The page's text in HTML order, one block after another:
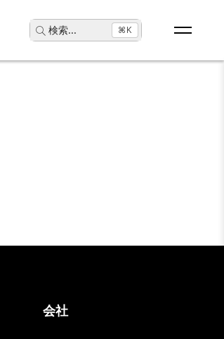
検索... ⌘K
会社